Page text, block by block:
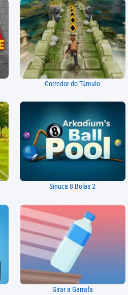
Corredor do Túmulo
Sinuca 8 Bolas 2
Girar a Garrafa